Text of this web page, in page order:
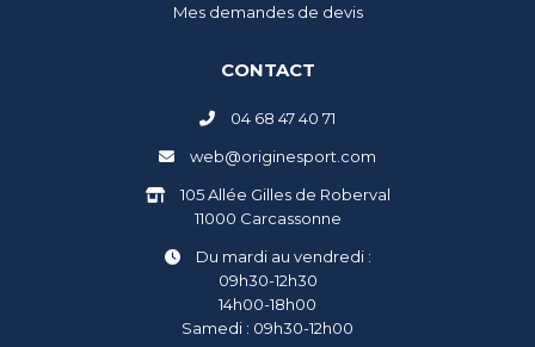
Mes demandes de devis
CONTACT
04 68 47 40 71
web@originesport.com
105 Allée Gilles de Roberval
11000 Carcassonne
Du mardi au vendredi :
09h30-12h30
14h00-18h00
Samedi : 09h30-12h00